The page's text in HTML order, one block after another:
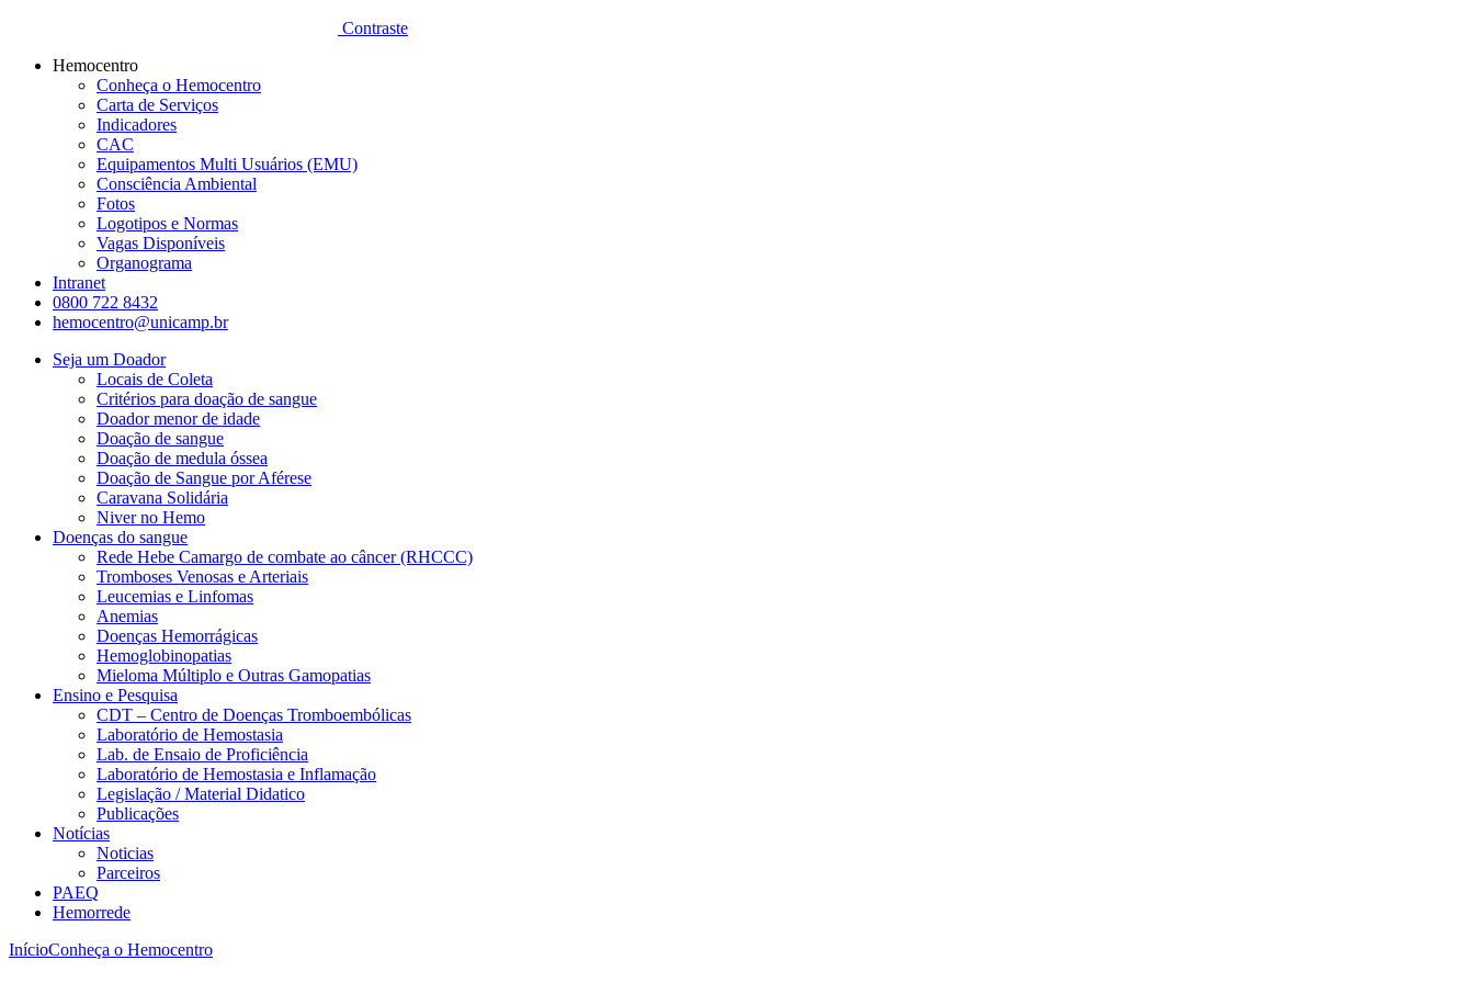
Contraste
Hemocentro
Conheça o Hemocentro
Carta de Serviços
Indicadores
CAC
Equipamentos Multi Usuários (EMU)
Consciência Ambiental
Fotos
Logotipos e Normas
Vagas Disponíveis
Organograma
Intranet
0800 722 8432
hemocentro@unicamp.br
Seja um Doador
Locais de Coleta
Critérios para doação de sangue
Doador menor de idade
Doação de sangue
Doação de medula óssea
Doação de Sangue por Aférese
Caravana Solidária
Niver no Hemo
Doenças do sangue
Rede Hebe Camargo de combate ao câncer (RHCCC)
Tromboses Venosas e Arteriais
Leucemias e Linfomas
Anemias
Doenças Hemorrágicas
Hemoglobinopatias
Mieloma Múltiplo e Outras Gamopatias
Ensino e Pesquisa
CDT – Centro de Doenças Tromboembólicas
Laboratório de Hemostasia
Lab. de Ensaio de Proficiência
Laboratório de Hemostasia e Inflamação
Legislação / Material Didatico
Publicações
Notícias
Noticias
Parceiros
PAEQ
Hemorrede
InícioConheça o Hemocentro